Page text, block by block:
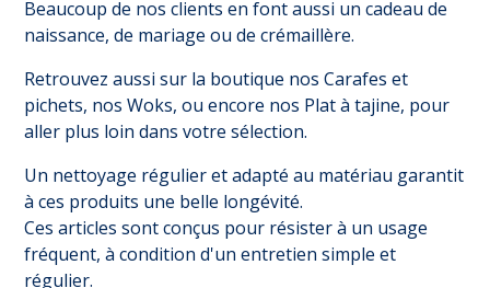
Beaucoup de nos clients en font aussi un cadeau de
naissance, de mariage ou de crémaillère.
Retrouvez aussi sur la boutique nosCarafes et
pichets, nosWoks, ou encore nos Plat à tajine, pour
aller plus loin dans votre sélection.
Un nettoyage régulier et adapté au matériau garantit
à ces produits une belle longévité.
Ces articles sont conçus pour résister à un usage
fréquent, à condition d'un entretien simple et
régulier.